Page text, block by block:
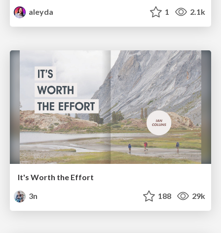
aleyda
1 2.1k
It's Worth the Effort
3n
188 29k